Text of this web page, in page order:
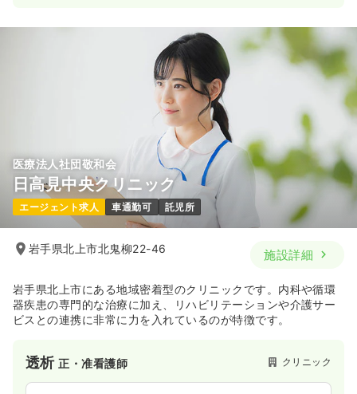
賞与2回
（休憩90分）
担当業務未経験可 ブランク可
詳細を見る
日勤のみ（パート）
給与 時給1,300〜1,400円
担当業務未経験可
時給1,400円以上可
気になる 詳細を見る
医療法人社団敬和会
日高見中央クリニック
エージェント求人 車通勤可 託児所
岩手県北上市北鬼柳22-46 施設詳細
岩手県北上市にある地域密着型のクリニックです。内科や循環
器疾患の専門的な治療に加え、リハビリテーションや介護サー
ビスとの連携に非常に力を入れているのが特徴です。
透析正・准看護師 クリニック